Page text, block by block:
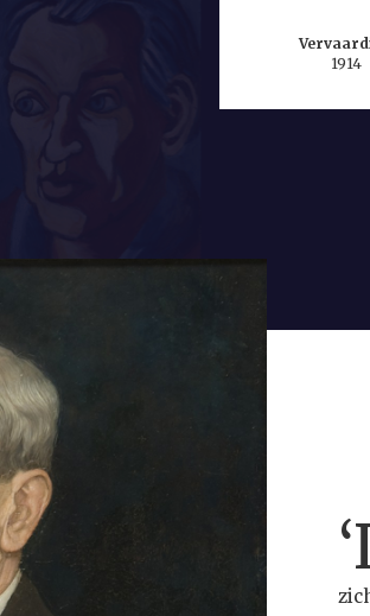
1914
opent met
driedelige
in de
in opdracht
Herzeele
te
sinds 1904